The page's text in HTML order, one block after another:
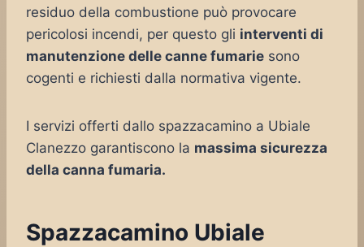
residuo della combustione può provocare
pericolosi incendi, per questo gli interventi di
manutenzione delle canne fumarie sono
cogenti e richiesti dalla normativa vigente.
I servizi offerti dallo spazzacamino a Ubiale
Clanezzo garantiscono la massima sicurezza
della canna fumaria.
Spazzacamino Ubiale